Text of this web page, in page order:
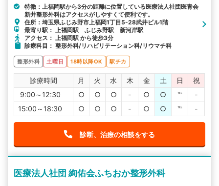
特徴：上福岡駅から3分の距離に位置している医療法人社団医青会
新井整形外科はアクセスがしやすくて便利です。
住所：埼玉県ふじみ野市上福岡1丁目5-28武井ビル1階
最寄り駅： 上福岡駅 ふじみ野駅 新河岸駅
アクセス： 上福岡駅 から徒歩3分
診療科目： 整形外科/リハビリテーション科/リウマチ科
整形外科 土曜日 18時以降OK 駅チカ
診療時間 月 火 水 木 金 土 日
祝
9:00～12:30
○ ○ ○ - ○ ○ ℡
-
15:00～18:30
○ ○ ○ - ○ ○ ℡ -
診断、治療の相談をする
医療法人社団 絢佑会ふちおか整形外科